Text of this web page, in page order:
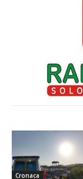
Cronaca